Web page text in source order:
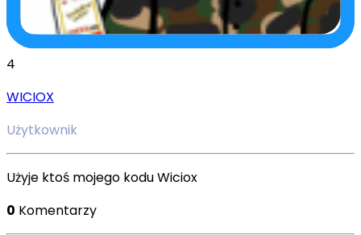
4
WICIOX
Użytkownik
Użyje ktoś mojego kodu Wiciox
0 Komentarzy